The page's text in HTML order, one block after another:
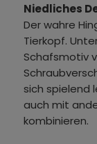
Niedliches
Der wahre
Tierkopf.
Schafsmotiv
sich spielend
auch mit
kombinieren.